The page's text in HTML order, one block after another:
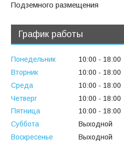
ㅤПодземного размещения
График работы
Понедельник 10:00
18:00
Вторник
10:00
18:00
Среда
10:00
18:00
Четверг
10:00
18:00
Пятница
10:00
18:00
Суббота
Выходной
Воскресенье
Выходной